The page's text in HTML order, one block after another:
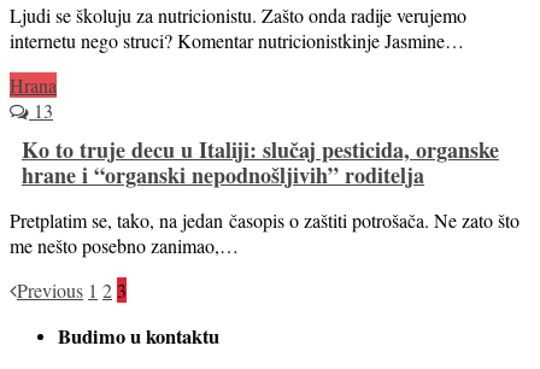
Ljudi se školuju za nutricionistu. Zašto onda radije verujemo
internetu nego struci? Komentar nutricionistkinje Jasmine…
Hrana
13
Ko to truje decu u Italiji: slučaj pesticida, organske
hrane i “organski nepodnošljivih” roditelja
Pretplatim se, tako, na jedan časopis o zaštiti potrošača. Ne zato što
me nešto posebno zanimao,…
Previous 1 2 3
Budimo u kontaktu